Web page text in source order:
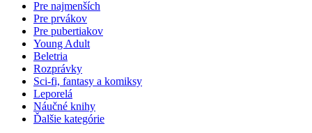
Pre najmenších
Pre prvákov
Pre pubertiakov
Young Adult
Beletria
Rozprávky
Sci-fi, fantasy a komiksy
Leporelá
Náučné knihy
Ďalšie kategórie